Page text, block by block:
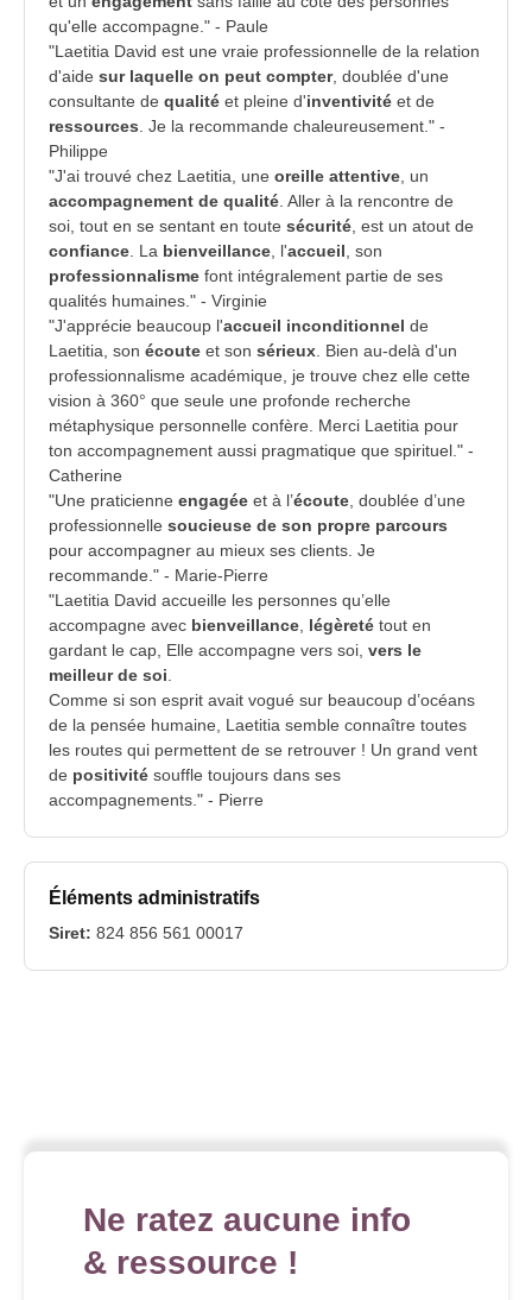
qu'elle accompagne." - Paule
"Laetitia David est une vraie professionnelle de la relation
d'aide sur laquelle on peut compter, doublée d'une
consultante de qualité et pleine d'inventivité et de
ressources . Je la recommande chaleureusement." -
Philippe
"J'ai trouvé chez Laetitia, une oreille attentive , un
accompagnement de qualité . Aller à la rencontre de
soi, tout en se sentant en toute sécurité , est un atout de
confiance . La bienveillance , l'accueil , son
professionnalisme font intégralement partie de ses
qualités humaines." - Virginie
"J'apprécie beaucoup l'accueil inconditionnel de
Laetitia, son écoute et son sérieux . Bien au-delà d'un
professionnalisme académique, je trouve chez elle cette
vision à 360° que seule une profonde recherche
métaphysique personnelle confère. Merci Laetitia pour
ton accompagnement aussi pragmatique que spirituel." -
Catherine
"Une praticienne engagée et à l’écoute , doublée d’une
professionnelle soucieuse de son propre parcours
pour accompagner au mieux ses clients. Je
recommande." - Marie-Pierre
"Laetitia David accueille les personnes qu’elle
accompagne avec bienveillance légèreté tout en
gardant le cap, Elle accompagne vers soi, vers le
meilleur de soi
Comme si son esprit avait vogué sur beaucoup d’océans
de la pensée humaine, Laetitia semble connaître toutes
les routes qui permettent de se retrouver ! Un grand vent
de positivité souffle toujours dans ses
accompagnements." - Pierre
Éléments administratifs
Siret: 824 856 561 00017
Ne ratez aucune info
& ressource !